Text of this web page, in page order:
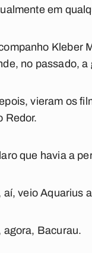
em
Kleber
no passado,
vieram os
Redor.
que havia a
aí, veioAquarius
agora, Bacurau.